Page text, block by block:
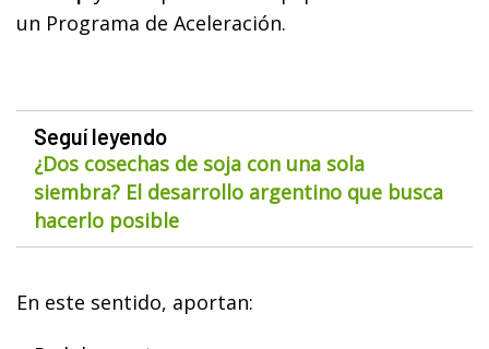
un Programa de Aceleración.
Seguí leyendo
¿Dos cosechas de soja con una sola
siembra? El desarrollo argentino que busca
hacerlo posible
En este sentido, aportan: